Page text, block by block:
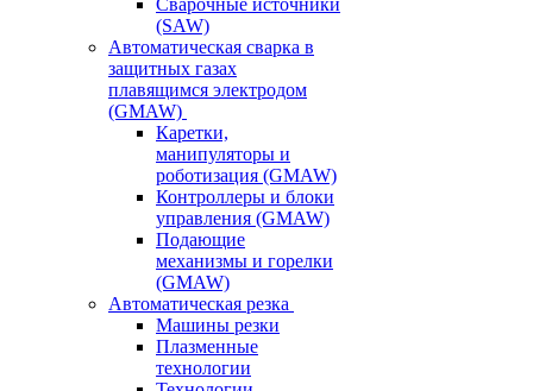
Сварочные источники
(SAW)
Автоматическая сварка в
защитных газах
плавящимся электродом
(GMAW)
Каретки,
манипуляторы и
роботизация (GMAW)
Контроллеры и блоки
управления (GMAW)
Подающие
механизмы и горелки
(GMAW)
Автоматическая резка
Машины резки
Плазменные
технологии